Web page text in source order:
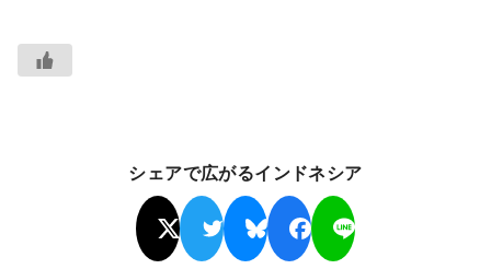
シェアで広がるインドネシア